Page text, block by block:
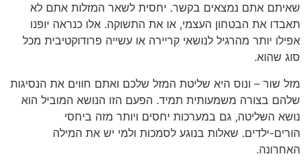
שאיתם אתם נמצאים בקשר. יחסית לשאר המזלות אתם לא
תאבדו את הבטחון העצמי, או את התשוקה. אלו כנראה יופנו
אפילו יותר מהרגיל לנושאי קריירה או עשייה פרודוקטיבית מכל
סוג שהוא.
מזל שור – ונוס היא שליטת המזל שלכם ואתם חווים את הנסיגות
שלהם בצורה משמעותית תמיד. הפעם הזו הנושא המוביל הוא
נושא השליטה, גם במערכות יחסים ויותר מזה ביחסי
הורים-ילדים. שאלות בנוגע לסמכות ולמי יש את המילה
האחרונה.